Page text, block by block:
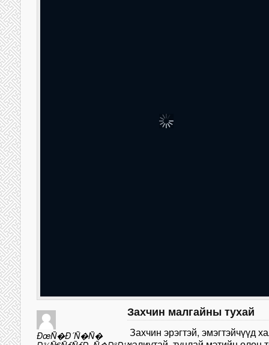
ÐœÑ�Ð´Ñ�Ñ�
Захчин малгайны тухай
Захчин эрэгтэй, эмэгтэйчүүд